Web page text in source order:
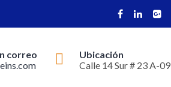
correo
Ubicación
Calle 14 Sur # 23 A-09